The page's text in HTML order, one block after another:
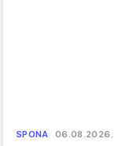
SPONA 06.08.2026.